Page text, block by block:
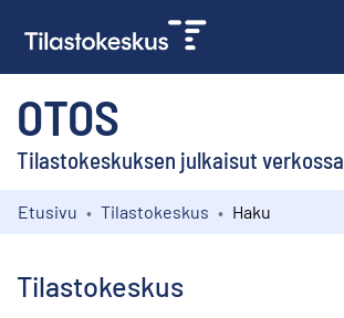
OTOS
Tilastokeskuksen julkaisut verkossa
Selaa
Etusivu Tilastokeskus Haku
Tilastokeskus